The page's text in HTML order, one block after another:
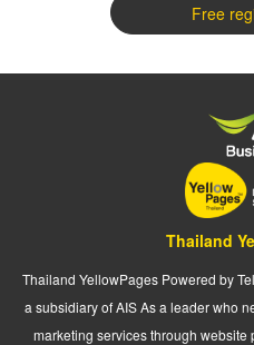
Free
Thailand
Thailand YellowPages Powered by
a subsidiary of AIS As a leader who
marketing services through